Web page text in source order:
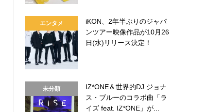
エンタメ
iKON、2年半ぶりのジャパ
ンツアー映像作品が10月26
日(水)リリース決定！
未分類
IZ*ONE＆世界的DJ ジョナ
ス・ブルーのコラボ曲「ラ
イズ feat. IZ*ONE」が...